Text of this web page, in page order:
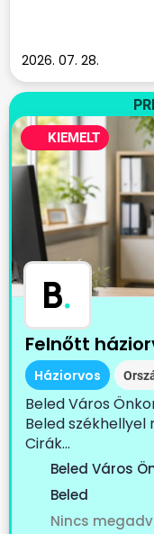
2026. 07. 28.
KIEMELT
B.
Felnőtt
Háziorvos
Beled Város
Beled székhellyel
Cirák...
Beled Város
Beled
Nincs